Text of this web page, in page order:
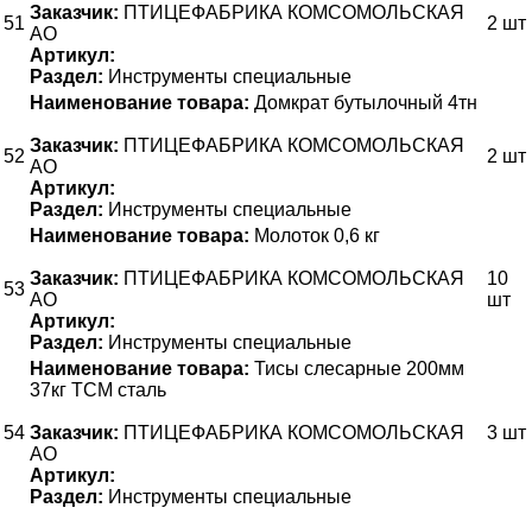
51
Заказчик: ПТИЦЕФАБРИКА КОМСОМОЛЬСКАЯ
АО
Артикул:
Раздел: Инструменты специальные
2 шт
52
Наименование товара: Домкрат бутылочный 4тн
Заказчик: ПТИЦЕФАБРИКА КОМСОМОЛЬСКАЯ
АО
Артикул:
Раздел: Инструменты специальные
2 шт
53
Наименование товара: Молоток 0,6 кг
Заказчик: ПТИЦЕФАБРИКА КОМСОМОЛЬСКАЯ
АО
Артикул:
Раздел: Инструменты специальные
10
шт
54
Наименование товара: Тисы слесарные 200мм
37кг ТСМ сталь
Заказчик: ПТИЦЕФАБРИКА КОМСОМОЛЬСКАЯ
АО
Артикул:
Раздел: Инструменты специальные
3 шт